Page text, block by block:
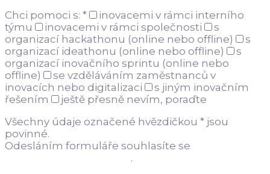
Chci pomoci s: *
inovacemi v rámci interního
týmu
inovacemi v rámci společnosti
s
organizací hackathonu (online nebo offline)
s
organizací ideathonu (online nebo offline)
s
organizací inovačního sprintu (online nebo
offline)
se vzděláváním zaměstnanců v
inovacích nebo digitalizaci
s jiným inovačním
řešením
ještě přesně nevím, poraďte
Všechny údaje označené hvězdičkou * jsou
povinné.
Odesláním formuláře souhlasíte se
.